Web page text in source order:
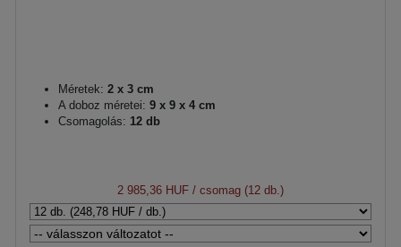
Méretek: 2 x 3 cm
A doboz méretei: 9 x 9 x 4 cm
Csomagolás: 12 db
2 985,36 HUF / csomag (12 db.)